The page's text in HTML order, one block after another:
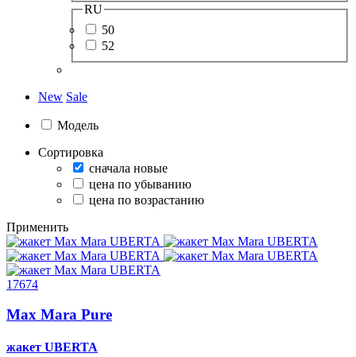
RU
50
52
New Sale
Модель
Сортировка
сначала новые
цена по убыванию
цена по возрастанию
Применить
17674
Max Mara Pure
жакет UBERTA